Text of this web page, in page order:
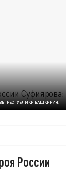
РЕСПУБЛИКИ БАШКИРИЯ.
России